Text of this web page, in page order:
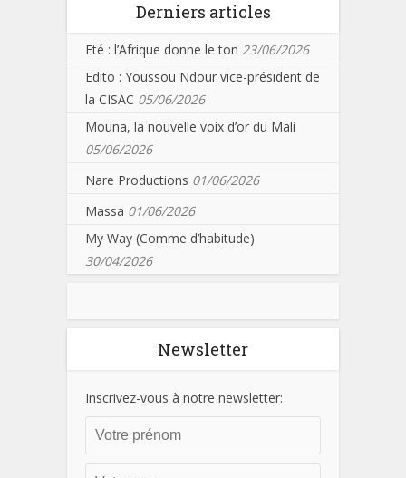
Derniers articles
Eté : l’Afrique donne le ton 23/06/2026
Edito : Youssou Ndour vice-président de
la CISAC 05/06/2026
Mouna, la nouvelle voix d’or du Mali
05/06/2026
Nare Productions 01/06/2026
Massa 01/06/2026
My Way (Comme d’habitude)
30/04/2026
Newsletter
Inscrivez-vous à notre newsletter: